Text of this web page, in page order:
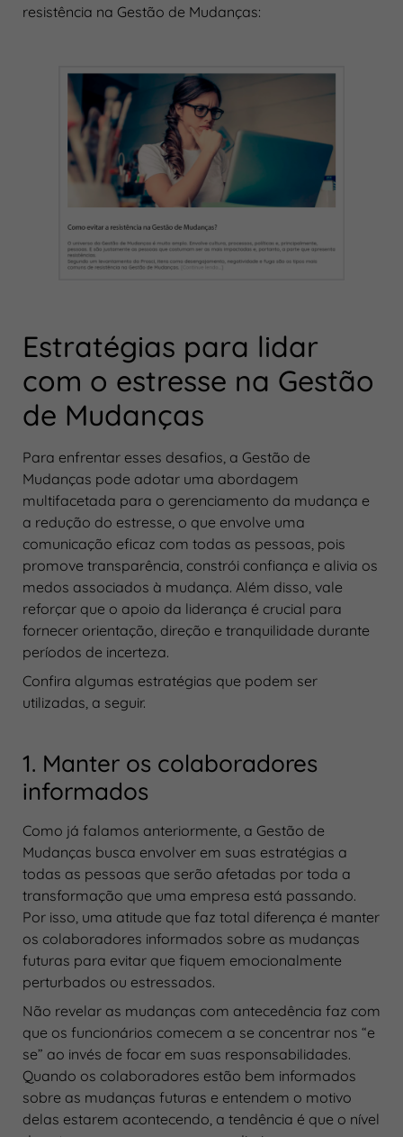
resistência na Gestão de Mudanças:
Estratégias para lidar
com o estresse na Gestão
de Mudanças
Para enfrentar esses desafios, a Gestão de
Mudanças pode adotar uma abordagem
multifacetada para o gerenciamento da mudança e
a redução do estresse, o que envolve uma
comunicação eficaz com todas as pessoas, pois
promove transparência, constrói confiança e alivia os
medos associados à mudança. Além disso, vale
reforçar que o apoio da liderança é crucial para
fornecer orientação, direção e tranquilidade durante
períodos de incerteza.
Confira algumas estratégias que podem ser
utilizadas, a seguir.
1. Manter os colaboradores
informados
Como já falamos anteriormente, a Gestão de
Mudanças busca envolver em suas estratégias a
todas as pessoas que serão afetadas por toda a
transformação que uma empresa está passando.
Por isso, uma atitude que faz total diferença é manter
os colaboradores informados sobre as mudanças
futuras para evitar que fiquem emocionalmente
perturbados ou estressados.
Não revelar as mudanças com antecedência faz com
que os funcionários comecem a se concentrar nos “e
se” ao invés de focar em suas responsabilidades.
Quando os colaboradores estão bem informados
sobre as mudanças futuras e entendem o motivo
delas estarem acontecendo, a tendência é que o nível